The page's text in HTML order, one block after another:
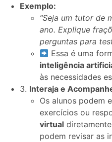
Exemplo:
“Seja um tutor de
ano. Explique
perguntas para
Essa é uma
inteligência
às necessidades
3. Interaja e
Os alunos podem
exercícios ou
virtual
podem revisar as